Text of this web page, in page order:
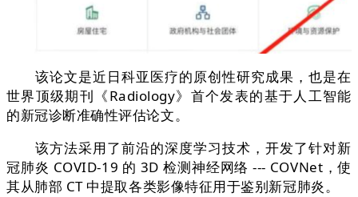
该论文是近日科亚医疗的原创性研究成果，也是在
世界顶级期刊《Radiology》首个发表的基于人工智能
的新冠诊断准确性评估论文。
该方法采用了前沿的深度学习技术，开发了针对新
冠肺炎 COVID-19 的 3D 检测神经网络 --- COVNet，使
其从肺部 CT 中提取各类影像特征用于鉴别新冠肺炎。